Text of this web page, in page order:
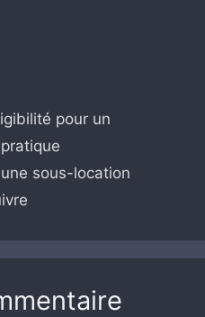
pour un
sous-location